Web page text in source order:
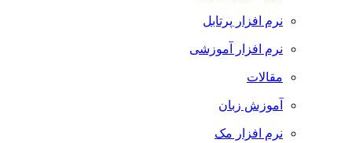
نرم افزار پرتابل
نرم افزار آموزشی
آموزش زبان
نرم افزار مک